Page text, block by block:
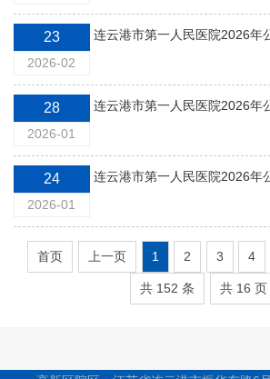
23
2026-02
28
2026-01
24
2026-01
首页 上一页 1 2 3 4
共 152 条 共 16 页